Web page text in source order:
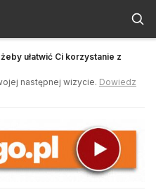
ułatwić Ci korzystanie z
następnej wizycie. Dowiedz